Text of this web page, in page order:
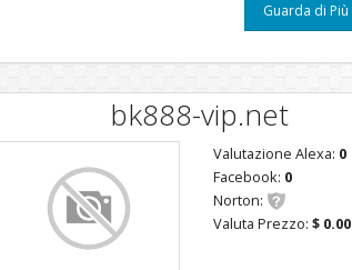
Guarda di Più
bk888-vip.net
Valutazione Alexa: 0
Facebook: 0
Norton:
Valuta Prezzo: $ 0.00